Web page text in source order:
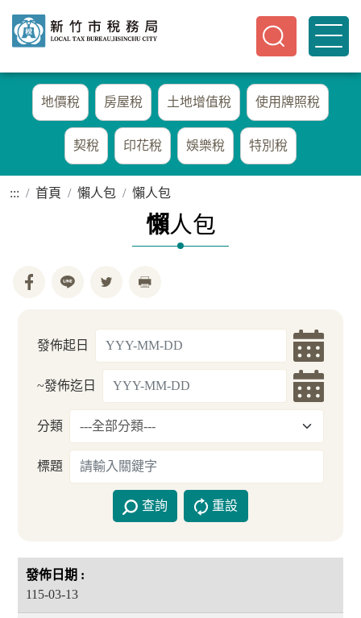
地價稅 房屋稅 土地增值稅 使用牌照稅
契稅 印花稅 娛樂稅 特別稅
::: 首頁 懶人包 懶人包
懶人包
發佈起日
~發佈迄日
分類
標題
查詢 重設
115-03-13